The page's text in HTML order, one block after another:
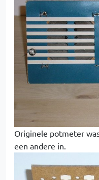
Originele potmeter
een andere in.